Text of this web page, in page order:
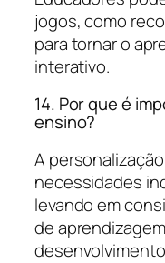
jogos, como
para tornar o
interativo.
14. Por que é
ensino?
A
necessidades
levando em
de